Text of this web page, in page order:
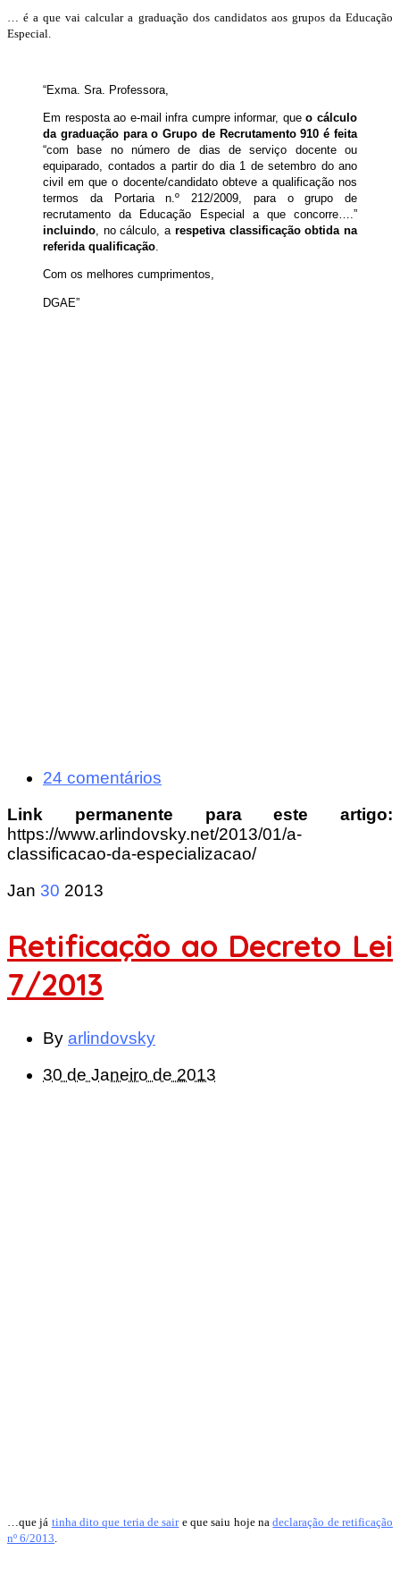
… é a que vai calcular a graduação dos candidatos aos grupos da Educação
Especial.
“Exma. Sra. Professora,
Em resposta ao e-mail infra cumpre informar, queo cálculo
da graduação para o Grupo de Recrutamento 910 é feita
“com base no número de dias de serviço docente ou
equiparado, contados a partir do dia 1 de setembro do ano
civil em que o docente/candidato obteve a qualificação nos
termos da Portaria n.º 212/2009, para o grupo de
recrutamento da Educação Especial a que concorre….”
incluindo, no cálculo, a respetiva classificação obtida na
referida qualificação.
Com os melhores cumprimentos,
DGAE”
24 comentários
Link permanente para este artigo:
https://www.arlindovsky.net/2013/01/a-
classificacao-da-especializacao/
Jan 30 2013
Retificação ao Decreto Lei
7/2013
By arlindovsky
30 de Janeiro de 2013
…que já tinha dito que teria de saire que saiu hoje nadeclaração de retificação
nº 6/2013.